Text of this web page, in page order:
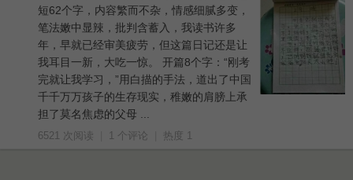
短62个字，内容繁而不杂，情感细腻多变，
笔法嫩中显辣，批判含蓄入，我读书许多
年，早就已经审美疲劳，但这篇日记还是让
我耳目一新，大吃一惊。 开篇8个字：“刚考
完就让我学习，”用白描的手法，道出了中国
千千万万孩子的生存现实，稚嫩的肩膀上承
担了莫名焦虑的父母 ...
6521 次阅读 1 个评论 热度 1